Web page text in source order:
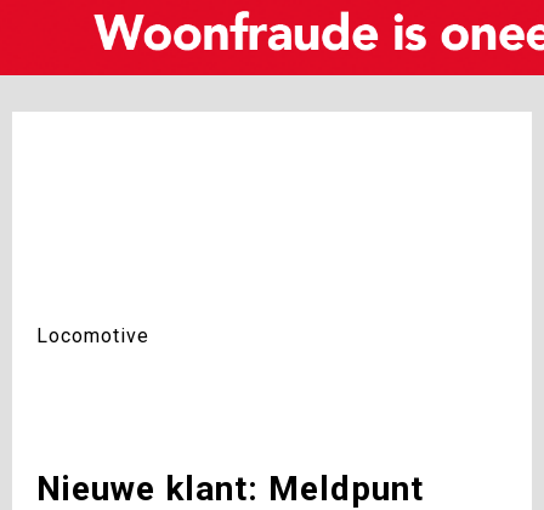
Locomotive
Nieuwe klant: Meldpunt